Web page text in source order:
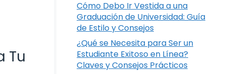
Tu
Cómo Debo Ir Vestida a una
Graduación de Universidad: Guía
de Estilo y Consejos
¿Qué se Necesita para Ser un
Estudiante Exitoso en Línea?
Claves y Consejos Prácticos